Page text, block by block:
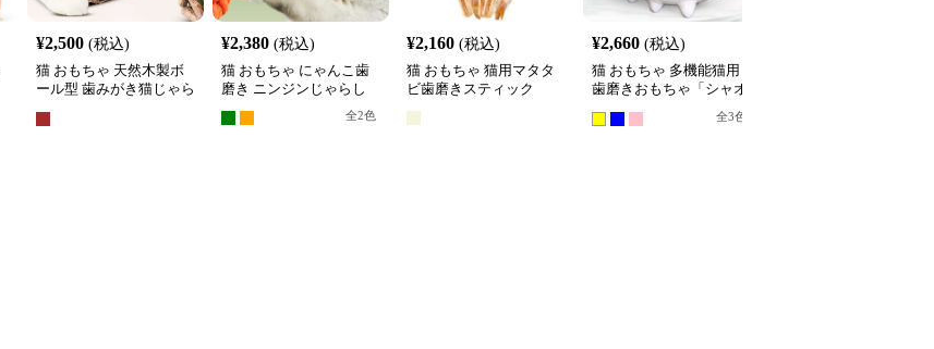
¥2,500 (税込)
猫 おもちゃ 天然木製ボ
ール型 歯みがき猫じゃら
¥2,380 (税込)
猫 おもちゃ にゃんこ歯
磨き ニンジンじゃらし
全2色
¥2,160 (税込)
猫 おもちゃ 猫用マタタ
ビ歯磨きスティック
¥2,660 (税込)
猫 おもちゃ 多機能猫用
歯磨きおもちゃ「シャオ
全3色